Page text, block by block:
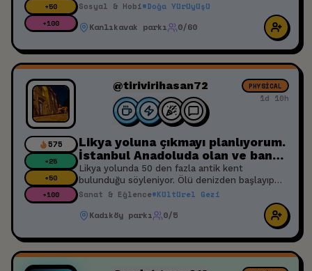
+50
+100
Sosyal & Hobi#Doğa Yürüyüşü
Kanlıkavak parkı 0/60
575
+25
+50
+100
@tirivirihasan72 PHYSICAL
1d 10h
Likya yoluna çıkmayı planlıyorum.
İstanbul Anadoluda olan ve bana
rşlik edebilecek biri yolu
güzelleştirecektir.
Likya yolunda 50 den fazla antik kent
bulunduğu söyleniyor. Ölü denizden başlayıp
antalyada biten bu etkinlik için eşlikçi arıyorum.
Malesef bu şekilde bir geziye çıkacak arkadaşım
yok. Hayatta keyif almaktan hoşlanan güzel bir
kurabileceğimiz biri uygun olacaktır. 14-15 gün
sürüyor diyorlar ayrıntılarına bakıcam. Uygun
Sanat & Eğlence#Kültürel Gezi
Kadıköy parkı 0/5